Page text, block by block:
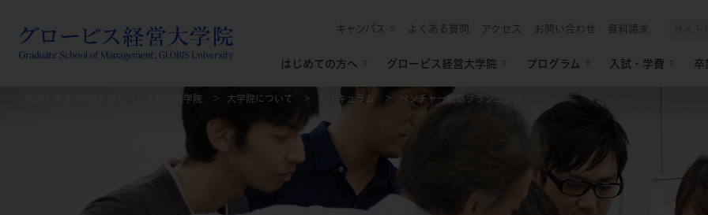
キャンパス よくある質問 アクセス お問い合わせ 資料請求
はじめての方へ グロービス経営大学院 プログラム 入試・学費 卒
創造と変革のMBA グロービス経営大学院 大学院について カリキュラム ベンチャー戦略プランニング